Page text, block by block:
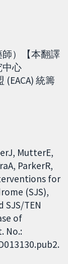
）【本翻譯
中心
統籌
MutterE,
ParkerR,
for
(SJS),
SJS/TEN
of
No.: